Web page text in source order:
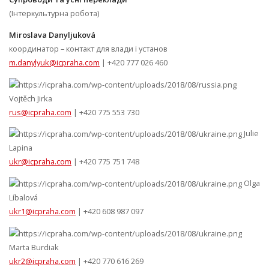
(Інтеркультурна робота)
Miroslava Danyljuková
координатор – контакт для влади і установ
m.danylyuk@icpraha.com | +420 777 026 460
Vojtěch Jirka
rus@icpraha.com | +420 775 553 730
Julie
Lapina
ukr@icpraha.com | +420 775 751 748
Olga
Líbalová
ukr1@icpraha.com | +420 608 987 097
Marta Burdiak
ukr2@icpraha.com | +420 770 616 269